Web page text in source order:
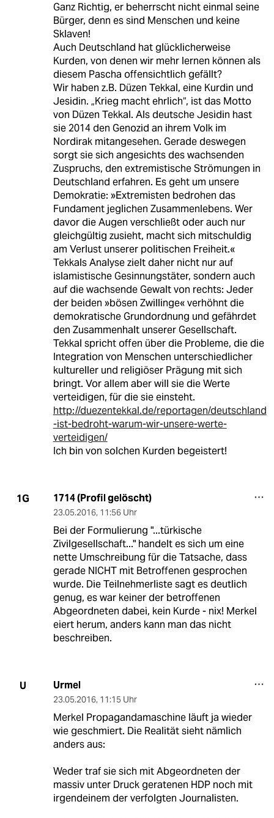
Ganz Richtig, er beherrscht nicht einmal seine
Bürger, denn es sind Menschen und keine
Sklaven!
Auch Deutschland hat glücklicherweise
Kurden, von denen wir mehr lernen können als
diesem Pascha offensichtlich gefällt?
Wir haben z.B. Düzen Tekkal, eine Kurdin und
Jesidin. „Krieg macht ehrlich“, ist das Motto
von Düzen Tekkal. Als deutsche Jesidin hast
sie 2014 den Genozid an ihrem Volk im
Nordirak mitangesehen. Gerade deswegen
sorgt sie sich angesichts des wachsenden
Zuspruchs, den extremistische Strömungen in
Deutschland erfahren. Es geht um unsere
Demokratie: »Extremisten bedrohen das
Fundament jeglichen Zusammenlebens. Wer
davor die Augen verschließt oder auch nur
gleichgültig zusieht, macht sich mitschuldig
am Verlust unserer politischen Freiheit.«
Tekkals Analyse zielt daher nicht nur auf
islamistische Gesinnungstäter, sondern auch
auf die wachsende Gewalt von rechts: Jeder
der beiden »bösen Zwillinge« verhöhnt die
demokratische Grundordnung und gefährdet
den Zusammenhalt unserer Gesellschaft.
Tekkal spricht offen über die Probleme, die die
Integration von Menschen unterschiedlicher
kultureller und religiöser Prägung mit sich
bringt. Vor allem aber will sie die Werte
verteidigen, für die sie einsteht.
http://duezentekkal.de/reportagen/deutschland
-ist-bedroht-warum-wir-unsere-werte-
verteidigen/
Ich bin von solchen Kurden begeistert!
1G 1714 (Profil gelöscht)
23.05.2016, 11:56 Uhr
Bei der Formulierung "...türkische
Zivilgesellschaft..." handelt es sich um eine
nette Umschreibung für die Tatsache, dass
gerade NICHT mit Betroffenen gesprochen
wurde. Die Teilnehmerliste sagt es deutlich
genug, es war keiner der betroffenen
Abgeordneten dabei, kein Kurde - nix! Merkel
eiert herum, anders kann man das nicht
beschreiben.
U Urmel
23.05.2016, 11:15 Uhr
Merkel Propagandamaschine läuft ja wieder
wie geschmiert. Die Realität sieht nämlich
anders aus:
Weder traf sie sich mit Abgeordneten der
massiv unter Druck geratenen HDP noch mit
irgendeinem der verfolgten Journalisten.